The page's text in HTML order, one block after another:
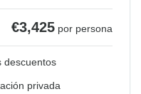
€3,425 por persona
descuentos
privada